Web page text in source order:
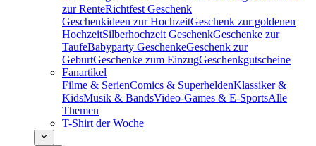
zur RenteRichtfest Geschenk
Geschenkideen zur HochzeitGeschenk zur goldenen
HochzeitSilberhochzeit GeschenkGeschenke zur
TaufeBabyparty GeschenkeGeschenk zur
GeburtGeschenke zum EinzugGeschenkgutscheine
Fanartikel
Filme & SerienComics & SuperheldenKlassiker &
KidsMusik & BandsVideo-Games & E-SportsAlle
Themen
T-Shirt der Woche